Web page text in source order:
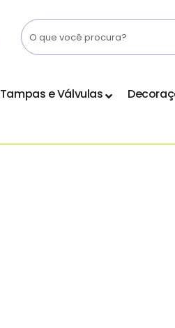
Tampas e Válvulas